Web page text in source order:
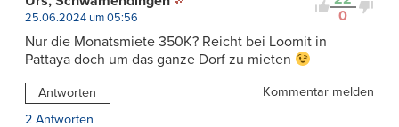
0
25.06.2024 um 05:56
Nur die Monatsmiete 350K? Reicht bei Loomit in
Pattaya doch um das ganze Dorf zu mieten
Antworten
Kommentar melden
2 Antworten